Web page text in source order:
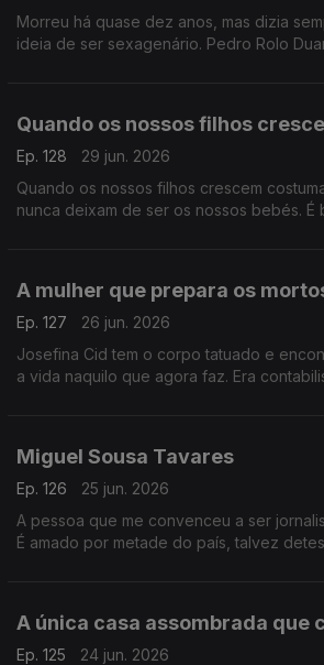
Morreu há quase dez anos, mas dizia
ideia de ser sexagenário. Pedro Rolo
Quando os nossos filhos
Ep. 128
29 jun. 2026
Quando os nossos filhos crescem
nunca deixam de ser os nossos bebés. É
A mulher que prepara os
Ep. 127
26 jun. 2026
Josefina Cid tem o corpo tatuado e
a vida naquilo que agora faz. Era
Miguel Sousa Tavares
Ep. 126
25 jun. 2026
A pessoa que me convenceu a ser
É amado por metade do país, talvez
A única casa assombrada que
Ep. 125
24 jun. 2026